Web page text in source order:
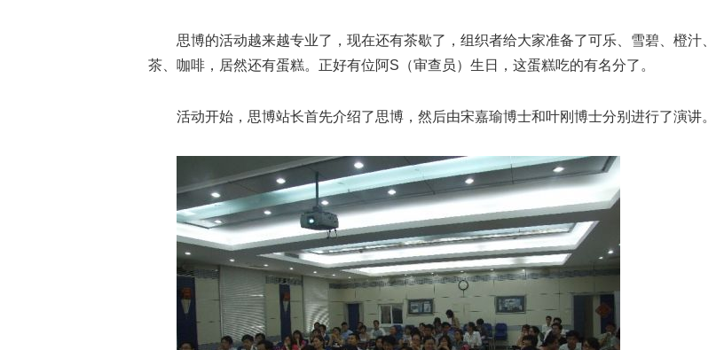
思博的活动越来越专业了，现在还有茶歇了，组织者给大家准备了可乐、雪碧、橙汁、
茶、咖啡，居然还有蛋糕。正好有位阿S（审查员）生日，这蛋糕吃的有名分了。
活动开始，思博站长首先介绍了思博，然后由宋嘉瑜博士和叶刚博士分别进行了演讲。